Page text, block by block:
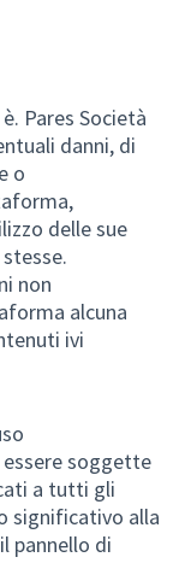
Pares Società
danni, di
o
delle sue
non
alcuna
ivi
essere soggette
a tutti gli
significativo alla
pannello di